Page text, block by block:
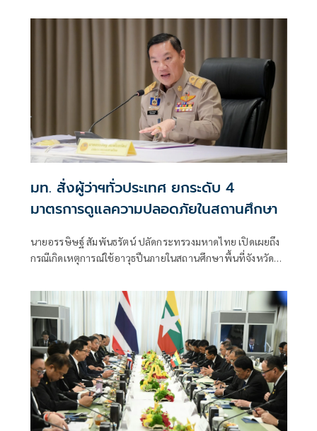
มท. สั่งผู้ว่าฯทั่วประเทศ ยกระดับ 4
มาตรการดูแลความปลอดภัยในสถานศึกษา
นายอรรษิษฐ์ สัมพันธรัตน์ ปลัดกระทรวงมหาดไทย เปิดเผยถึง
กรณีเกิดเหตุการณ์ใช้อาวุธปืนภายในสถานศึกษาพื้นที่จังหวัด
นายอนุทิน ชาญวีรกูล นายกรัฐมนตรีและรมว.มหาดไทย ได้สั่ง
การยกระดับมาตรการรักษาความปลอดภัยและควบคุมอาวุธปืน
เพื่อป้องกันมิให้เกิดเหตุการณ์ในลักษณะดังกล่าวขึ้นอีก